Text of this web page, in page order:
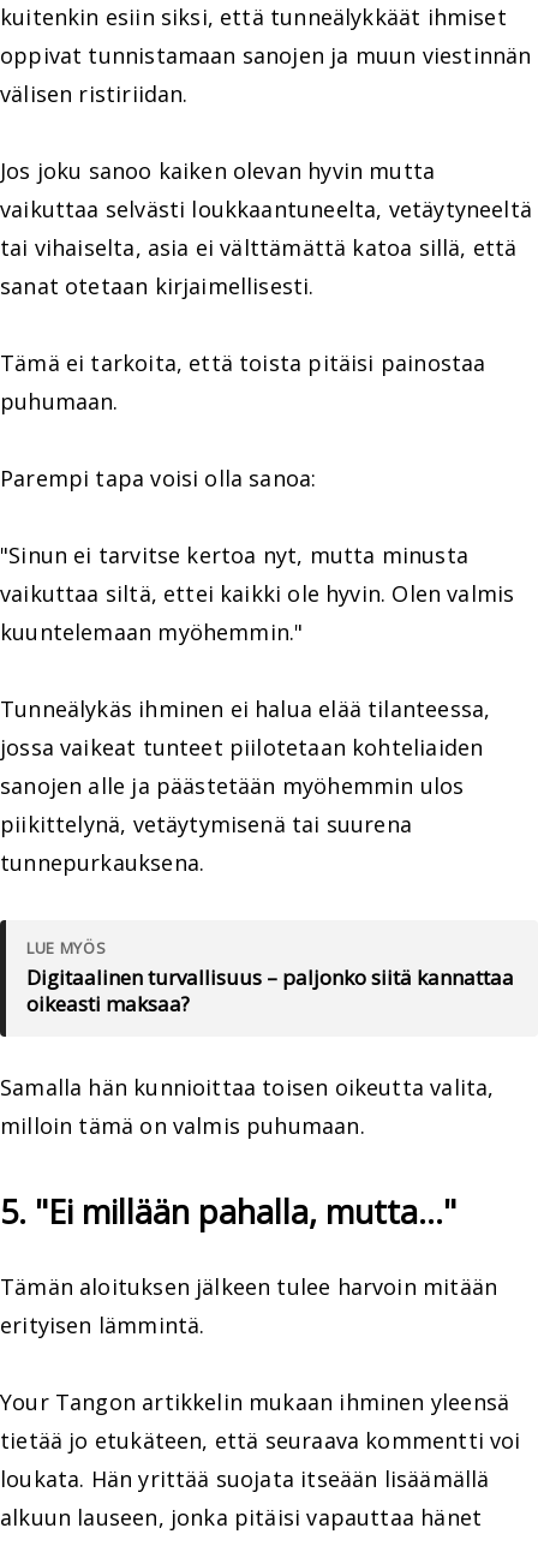
kuitenkin esiin siksi, että tunneälykkäät ihmiset
oppivat tunnistamaan sanojen ja muun viestinnän
välisen ristiriidan.
Jos joku sanoo kaiken olevan hyvin mutta
vaikuttaa selvästi loukkaantuneelta, vetäytyneeltä
tai vihaiselta, asia ei välttämättä katoa sillä, että
sanat otetaan kirjaimellisesti.
Tämä ei tarkoita, että toista pitäisi painostaa
puhumaan.
Parempi tapa voisi olla sanoa:
"Sinun ei tarvitse kertoa nyt, mutta minusta
vaikuttaa siltä, ettei kaikki ole hyvin. Olen valmis
kuuntelemaan myöhemmin."
Tunneälykäs ihminen ei halua elää tilanteessa,
jossa vaikeat tunteet piilotetaan kohteliaiden
sanojen alle ja päästetään myöhemmin ulos
piikittelynä, vetäytymisenä tai suurena
tunnepurkauksena.
LUE MYÖS
Digitaalinen turvallisuus – paljonko siitä kannattaa
oikeasti maksaa?
Samalla hän kunnioittaa toisen oikeutta valita,
milloin tämä on valmis puhumaan.
5. "Ei millään pahalla, mutta..."
Tämän aloituksen jälkeen tulee harvoin mitään
erityisen lämmintä.
Your Tangon artikkelin mukaan ihminen yleensä
tietää jo etukäteen, että seuraava kommentti voi
loukata. Hän yrittää suojata itseään lisäämällä
alkuun lauseen, jonka pitäisi vapauttaa hänet